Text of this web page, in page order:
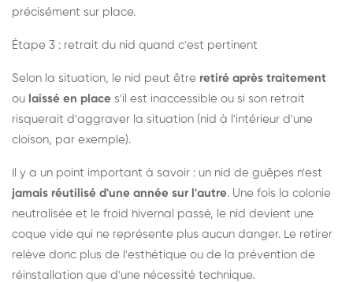
précisément sur place.
Étape 3 : retrait du nid quand c'est pertinent
Selon la situation, le nid peut être retiré après traitement
ou laissé en place s'il est inaccessible ou si son retrait
risquerait d'aggraver la situation (nid à l'intérieur d'une
cloison, par exemple).
Il y a un point important à savoir : un nid de guêpes n'est
jamais réutilisé d'une année sur l'autre. Une fois la colonie
neutralisée et le froid hivernal passé, le nid devient une
coque vide qui ne représente plus aucun danger. Le retirer
relève donc plus de l'esthétique ou de la prévention de
réinstallation que d'une nécessité technique.